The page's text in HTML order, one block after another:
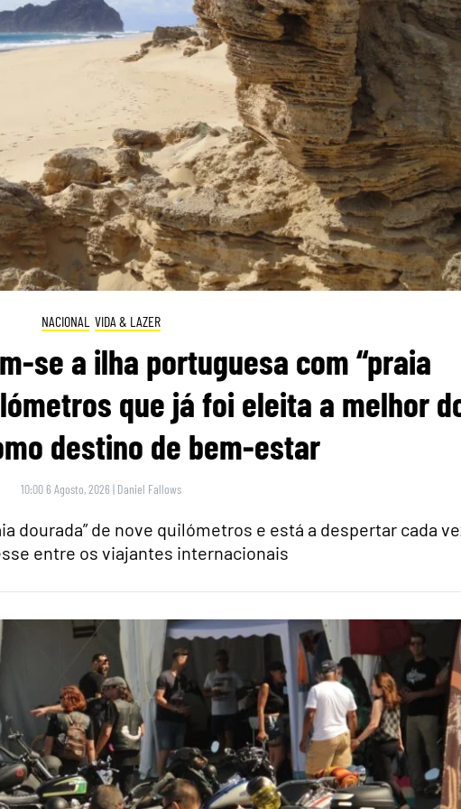
NACIONAL VIDA & LAZER
se a ilha portuguesa com “praia
que já foi eleita a melhor
destino de bem-estar
10:00 6 Agosto, 2026 | Daniel Fallows
dourada” de nove quilómetros e está a despertar cada
entre os viajantes internacionais